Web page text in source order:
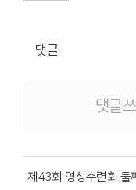
댓글
댓글
제43회 영성수련회 둘